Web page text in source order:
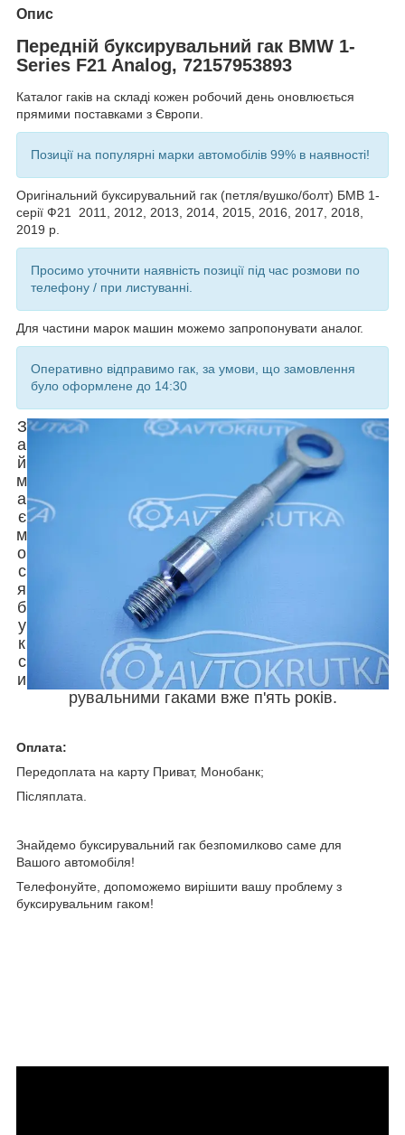
Опис
Передній буксирувальний гак BMW 1-
Series F21 Analog, 72157953893
Каталог гаків на складі кожен робочий день оновлюється
прямими поставками з Європи.
Позиції на популярні марки автомобілів 99% в наявності!
Оригінальний буксирувальний гак (петля/вушко/болт) БМВ 1-
серії Ф21 2011, 2012, 2013, 2014, 2015, 2016, 2017, 2018,
2019 р.
Просимо уточнити наявність позиції під час розмови по
телефону / при листуванні.
Для частини марок машин можемо запропонувати аналог.
Оперативно відправимо гак, за умови, що замовлення
було оформлене до 14:30
З
а
й
м
а
є
м
о
с
я
б
у
к
с
и
рувальними гаками вже п'ять років.
Оплата:
Передоплата на карту Приват, Монобанк;
Післяплата.
Знайдемо буксирувальний гак безпомилково саме для
Вашого автомобіля!
Телефонуйте, допоможемо вирішити вашу проблему з
буксирувальним гаком!